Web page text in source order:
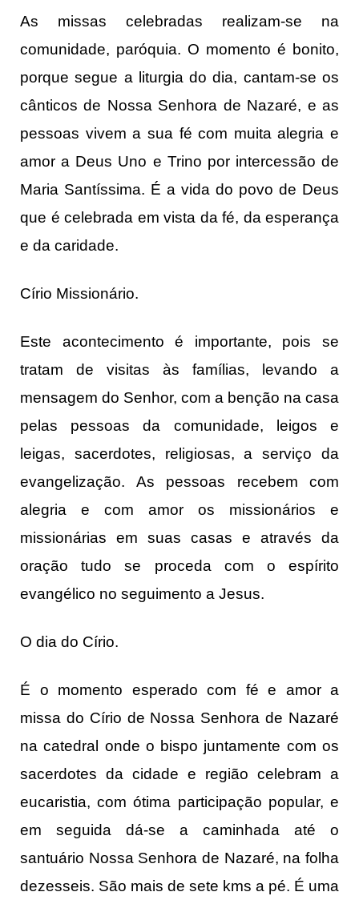
As missas celebradas realizam-se na
comunidade, paróquia. O momento é bonito,
porque segue a liturgia do dia, cantam-se os
cânticos de Nossa Senhora de Nazaré, e as
pessoas vivem a sua fé com muita alegria e
amor a Deus Uno e Trino por intercessão de
Maria Santíssima. É a vida do povo de Deus
que é celebrada em vista da fé, da esperança
e da caridade.
Círio Missionário.
Este acontecimento é importante, pois se
tratam de visitas às famílias, levando a
mensagem do Senhor, com a benção na casa
pelas pessoas da comunidade, leigos e
leigas, sacerdotes, religiosas, a serviço da
evangelização. As pessoas recebem com
alegria e com amor os missionários e
missionárias em suas casas e através da
oração tudo se proceda com o espírito
evangélico no seguimento a Jesus.
O dia do Círio.
É o momento esperado com fé e amor a
missa do Círio de Nossa Senhora de Nazaré
na catedral onde o bispo juntamente com os
sacerdotes da cidade e região celebram a
eucaristia, com ótima participação popular, e
em seguida dá-se a caminhada até o
santuário Nossa Senhora de Nazaré, na folha
dezesseis. São mais de sete kms a pé. É uma